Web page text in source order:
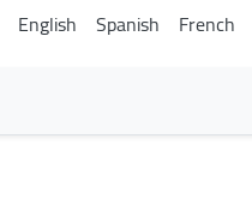
English Spanish French